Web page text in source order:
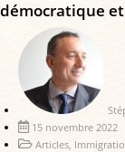
démocratique
15 novembre 2022
Articles,